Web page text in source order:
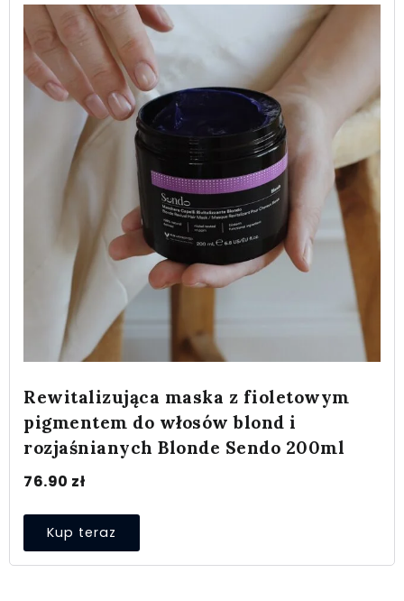
Rewitalizująca maska z fioletowym
pigmentem do włosów blond i
rozjaśnianych Blonde Sendo 200ml
76.90 zł
Kup teraz